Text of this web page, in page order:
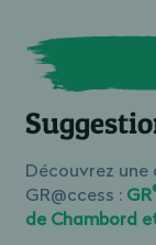
Découvrez
GR@ccess : GR
de Chambord